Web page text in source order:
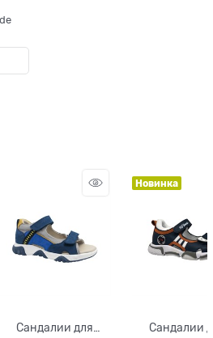
Сандалии для
Новинка
Сандалии